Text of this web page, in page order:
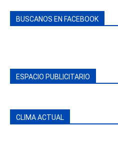
BUSCANOS EN FACEBOOK
ESPACIO PUBLICITARIO
CLIMA ACTUAL